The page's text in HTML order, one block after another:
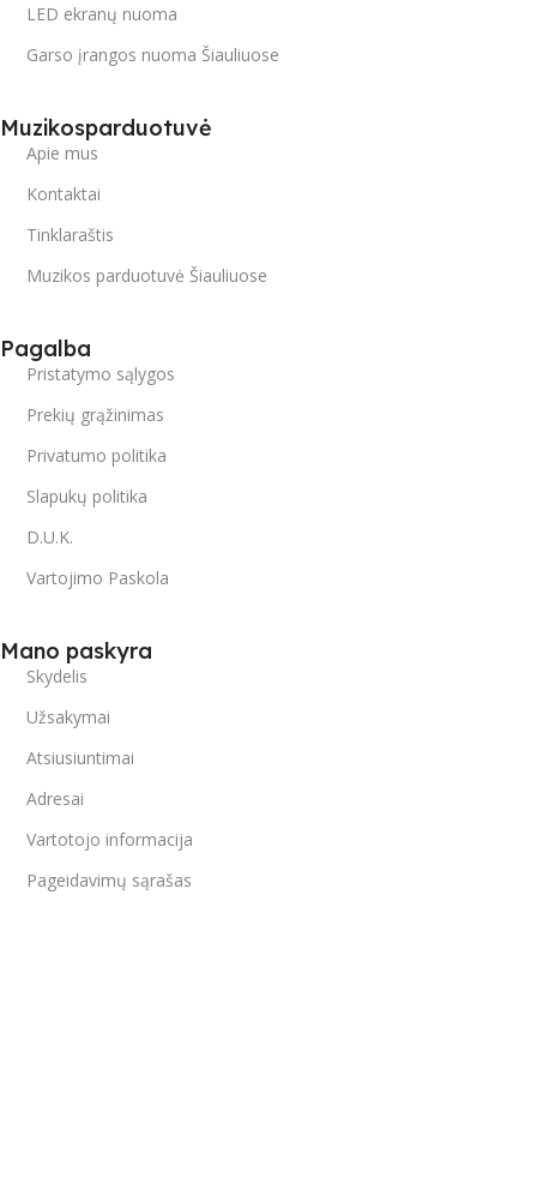
LED ekranų nuoma
Garso įrangos nuoma Šiauliuose
Muzikosparduotuvė
Apie mus
Kontaktai
Tinklaraštis
Muzikos parduotuvė Šiauliuose
Pagalba
Pristatymo sąlygos
Prekių grąžinimas
Privatumo politika
Slapukų politika
D.U.K.
Vartojimo Paskola
Mano paskyra
Skydelis
Užsakymai
Atsiusiuntimai
Adresai
Vartotojo informacija
Pageidavimų sąrašas